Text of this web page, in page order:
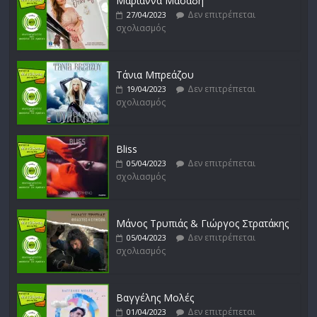
σχολιασμός
27/04/2023
Δεν επιτρέπεται
σχολιασμός
Τάνια Μπρεάζου
19/04/2023
Δεν επιτρέπεται
σχολιασμός
Bliss
05/04/2023
Δεν επιτρέπεται
σχολιασμός
Μάνος Τρυπιάς & Γιώργος Στρατάκης
05/04/2023
Δεν επιτρέπεται
σχολιασμός
Βαγγέλης Μολές
01/04/2023 Δεν επιτρέπεται